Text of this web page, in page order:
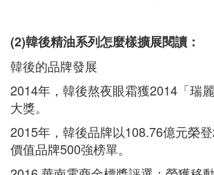
(2)韓後精油系列怎麼樣擴展閱讀：
韓後的品牌發展
2014年，韓後熬夜眼霜獲2014「瑞
大獎。
2015年，韓後品牌以108.76億元榮
價值品牌500強榜單。